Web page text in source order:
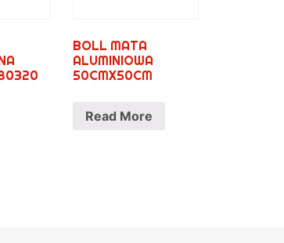
BOLL MATA
ALUMINIOWA
50CMX50CM
Read More